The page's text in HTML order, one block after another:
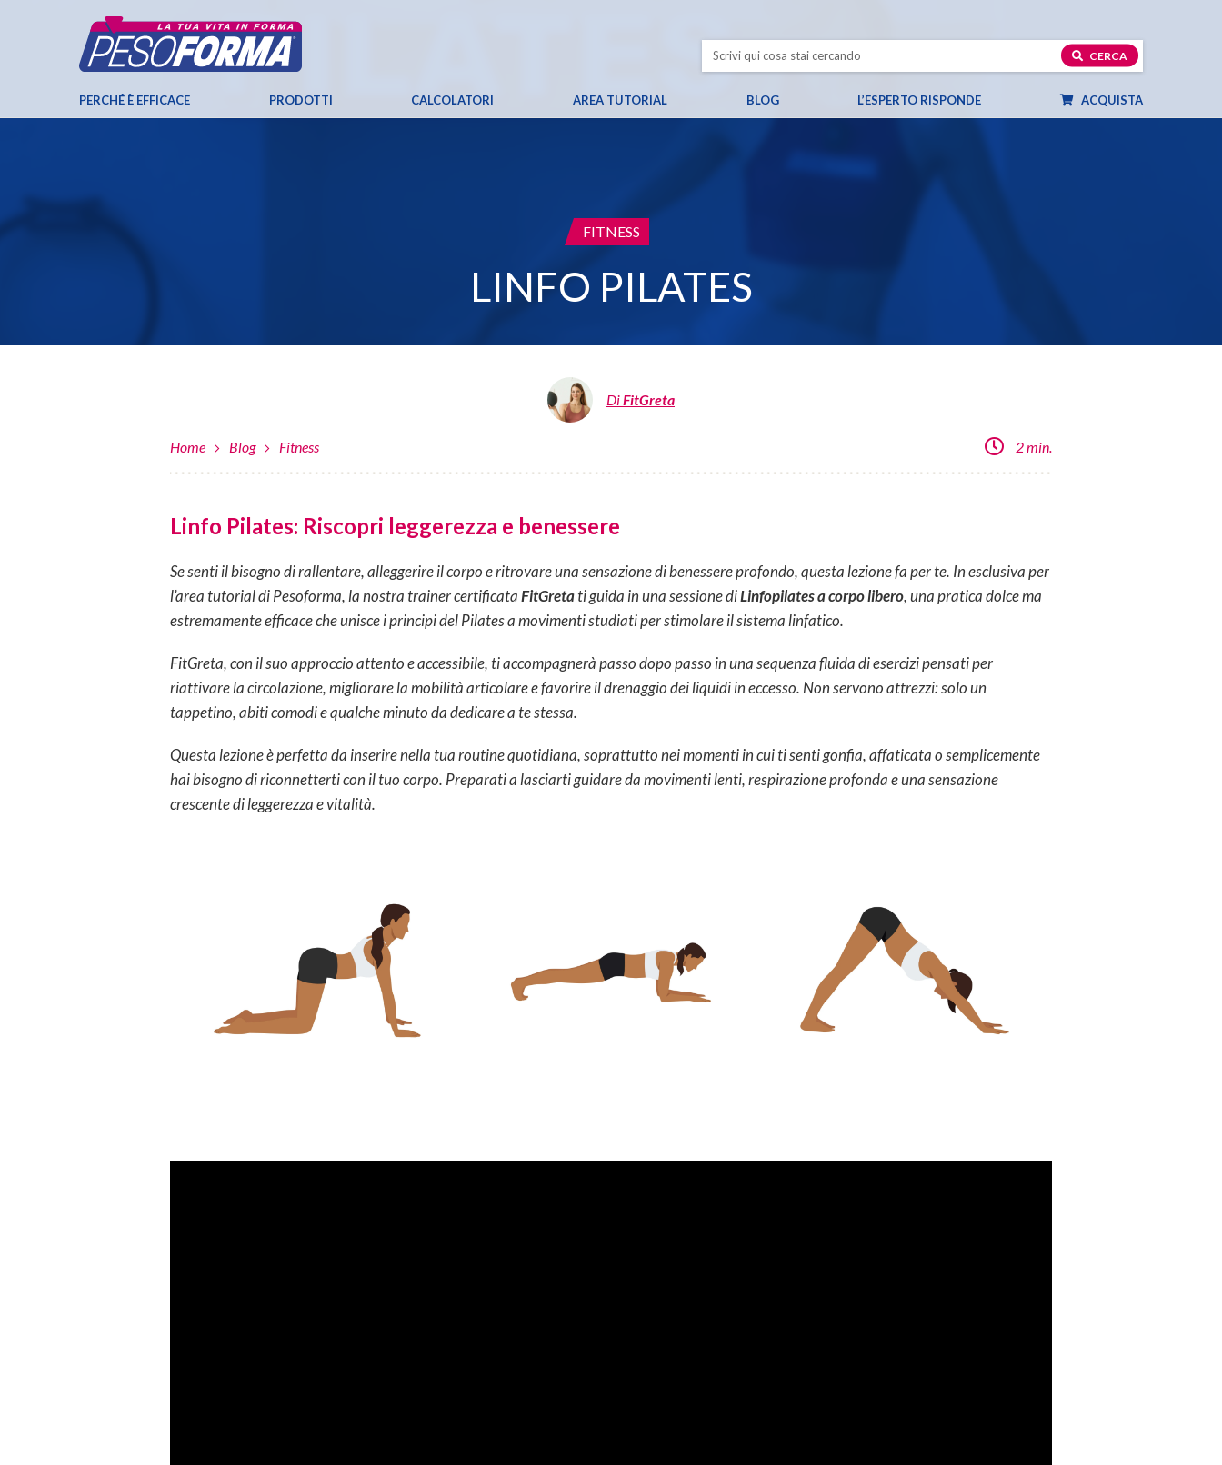
CERCA
PERCHÉ È EFFICACE PRODOTTI CALCOLATORI AREA TUTORIAL BLOG L’ESPERTO RISPONDE ACQUISTA
CATEGORIA:
FITNESS
LINFO PILATES
DiFitGreta
Home Blog Fitness 2 min.
Linfo Pilates: Riscopri leggerezza e benessere
Se senti il bisogno di rallentare, alleggerire il corpo e ritrovare una sensazione di benessere profondo, questa lezione fa per te. In esclusiva per
l’area tutorial di Pesoforma, la nostra trainer certificataFitGretati guida in una sessione diLinfopilates a corpo libero, una pratica dolce ma
estremamente efficace che unisce i principi del Pilates a movimenti studiati per stimolare il sistema linfatico.
FitGreta, con il suo approccio attento e accessibile, ti accompagnerà passo dopo passo in una sequenza fluida di esercizi pensati per
riattivare la circolazione, migliorare la mobilità articolare e favorire il drenaggio dei liquidi in eccesso. Non servono attrezzi: solo un
tappetino, abiti comodi e qualche minuto da dedicare a te stessa.
Questa lezione è perfetta da inserire nella tua routine quotidiana, soprattutto nei momenti in cui ti senti gonfia, affaticata o semplicemente
hai bisogno di riconnetterti con il tuo corpo. Preparati a lasciarti guidare da movimenti lenti, respirazione profonda e una sensazione
crescente di leggerezza e vitalità.